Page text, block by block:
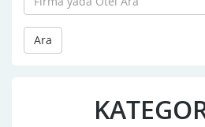
Ara